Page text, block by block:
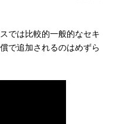
では比較的一般的なセキ
で追加されるのはめずら